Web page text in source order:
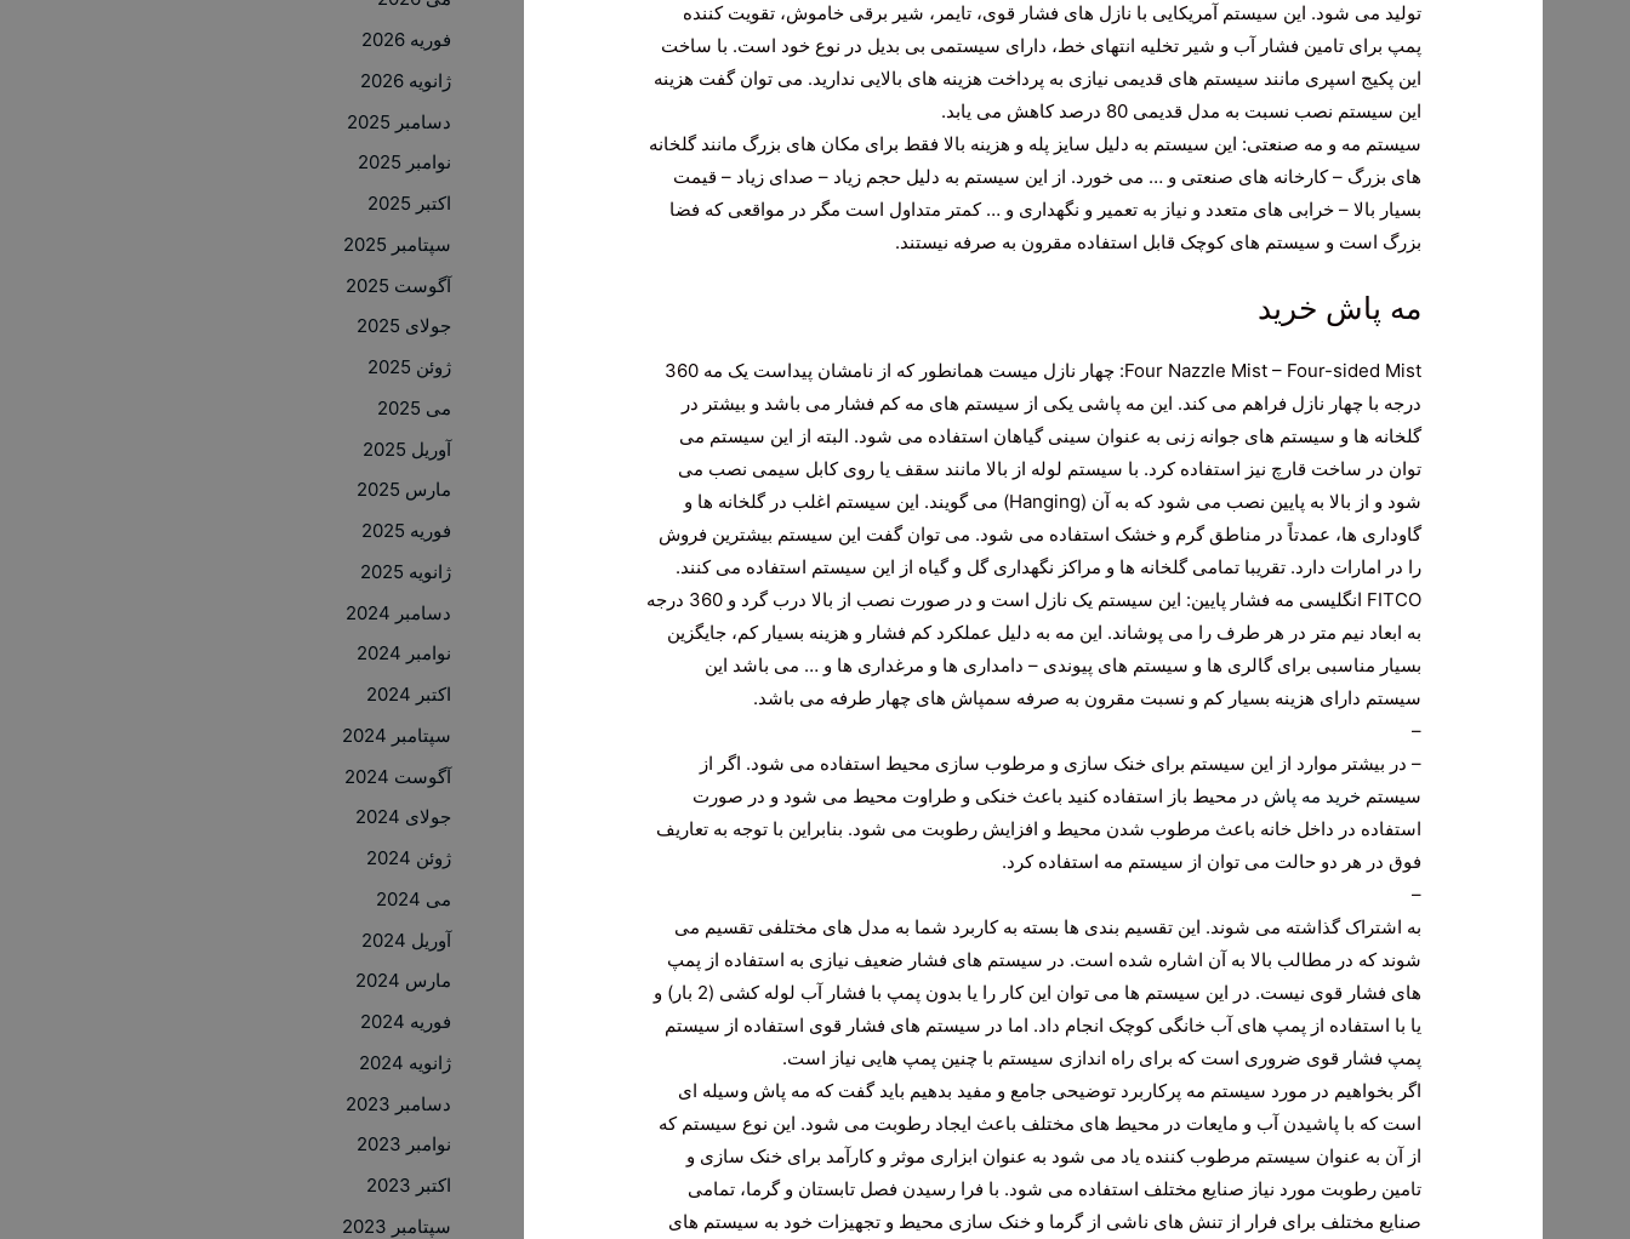
تولید می شود. این سیستم آمریکایی با نازل های فشار قوی، تایمر، شیر برقی خاموش، تقویت کننده
پمپ برای تامین فشار آب و شیر تخلیه انتهای خط، دارای سیستمی بی بدیل در نوع خود است. با ساخت
این پکیج اسپری مانند سیستم های قدیمی نیازی به پرداخت هزینه های بالایی ندارید. می توان گفت هزینه
این سیستم نصب نسبت به مدل قدیمی 80 درصد کاهش می یابد.
سیستم مه و مه صنعتی: این سیستم به دلیل سایز پله و هزینه بالا فقط برای مکان های بزرگ مانند گلخانه
های بزرگ – کارخانه های صنعتی و … می خورد. از این سیستم به دلیل حجم زیاد – صدای زیاد – قیمت
بسیار بالا – خرابی های متعدد و نیاز به تعمیر و نگهداری و … کمتر متداول است مگر در مواقعی که فضا
بزرگ است و سیستم های کوچک قابل استفاده مقرون به صرفه نیستند.
مه پاش خرید
Four Nazzle Mist – Four-sided Mist: چهار نازل میست همانطور که از نامشان پیداست یک مه 360
درجه با چهار نازل فراهم می کند. این مه پاشی یکی از سیستم های مه کم فشار می باشد و بیشتر در
گلخانه ها و سیستم های جوانه زنی به عنوان سینی گیاهان استفاده می شود. البته از این سیستم می
توان در ساخت قارچ نیز استفاده کرد. با سیستم لوله از بالا مانند سقف یا روی کابل سیمی نصب می
شود و از بالا به پایین نصب می شود که به آن (Hanging) می گویند. این سیستم اغلب در گلخانه ها و
گاوداری ها، عمدتاً در مناطق گرم و خشک استفاده می شود. می توان گفت این سیستم بیشترین فروش
را در امارات دارد. تقریبا تمامی گلخانه ها و مراکز نگهداری گل و گیاه از این سیستم استفاده می کنند.
FITCO انگلیسی مه فشار پایین: این سیستم یک نازل است و در صورت نصب از بالا درب گرد و 360 درجه
به ابعاد نیم متر در هر طرف را می پوشاند. این مه به دلیل عملکرد کم فشار و هزینه بسیار کم، جایگزین
بسیار مناسبی برای گالری ها و سیستم های پیوندی – دامداری ها و مرغداری ها و … می باشد این
سیستم دارای هزینه بسیار کم و نسبت مقرون به صرفه سمپاش های چهار طرفه می باشد.
–
– در بیشتر موارد از این سیستم برای خنک سازی و مرطوب سازی محیط استفاده می شود. اگر از
سیستمخرید مه پاش در محیط باز استفاده کنید باعث خنکی و طراوت محیط می شود و در صورت
استفاده در داخل خانه باعث مرطوب شدن محیط و افزایش رطوبت می شود. بنابراین با توجه به تعاریف
فوق در هر دو حالت می توان از سیستم مه استفاده کرد.
–
به اشتراک گذاشته می شوند. این تقسیم بندی ها بسته به کاربرد شما به مدل های مختلفی تقسیم می
شوند که در مطالب بالا به آن اشاره شده است. در سیستم های فشار ضعیف نیازی به استفاده از پمپ
های فشار قوی نیست. در این سیستم ها می توان این کار را یا بدون پمپ با فشار آب لوله کشی (2 بار) و
یا با استفاده از پمپ های آب خانگی کوچک انجام داد. اما در سیستم های فشار قوی استفاده از سیستم
پمپ فشار قوی ضروری است که برای راه اندازی سیستم با چنین پمپ هایی نیاز است.
اگر بخواهیم در مورد سیستم مه پرکاربرد توضیحی جامع و مفید بدهیم باید گفت که مه پاش وسیله ای
است که با پاشیدن آب و مایعات در محیط های مختلف باعث ایجاد رطوبت می شود. این نوع سیستم که
از آن به عنوان سیستم مرطوب کننده یاد می شود به عنوان ابزاری موثر و کارآمد برای خنک سازی و
تامین رطوبت مورد نیاز صنایع مختلف استفاده می شود. با فرا رسیدن فصل تابستان و گرما، تمامی
صنایع مختلف برای فرار از تنش های ناشی از گرما و خنک سازی محیط و تجهیزات خود به سیستم های
فوریه 2026
ژانویه 2026
دسامبر 2025
نوامبر 2025
اکتبر 2025
سپتامبر 2025
آگوست 2025
جولای 2025
ژوئن 2025
می 2025
آوریل 2025
مارس 2025
فوریه 2025
ژانویه 2025
دسامبر 2024
نوامبر 2024
اکتبر 2024
سپتامبر 2024
آگوست 2024
جولای 2024
ژوئن 2024
می 2024
آوریل 2024
مارس 2024
فوریه 2024
ژانویه 2024
دسامبر 2023
نوامبر 2023
اکتبر 2023
سپتامبر 2023